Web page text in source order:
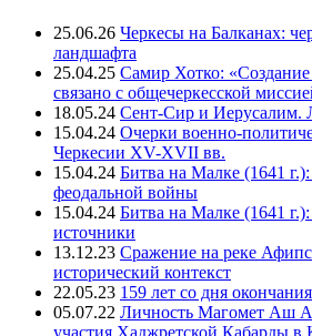
25.06.26 Черкесы на Балканах:
ландшафта
25.04.25 Самир Хотко: «Создание
связано с общечеркесской
18.05.24 Сент-Сир и Иерусалим.
15.04.24 Очерки военно-
Черкесии XV-XVII вв.
15.04.24 Битва на Малке (1641
феодальной войны
15.04.24 Битва на Малке (1641
источники
13.12.23 Сражение на реке Афипс
исторический контекст
22.05.23 159 лет со дня
05.07.22 Личность Магомет Аш